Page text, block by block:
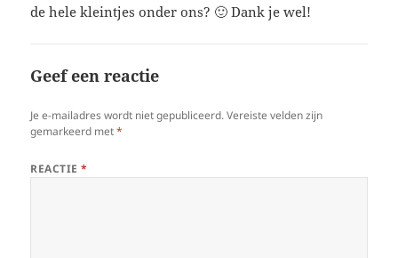
de hele kleintjes onder ons? 🙂 Dank je wel!
Geef een reactie
Je e-mailadres wordt niet gepubliceerd. Vereiste velden zijn
gemarkeerd met*
REACTIE*